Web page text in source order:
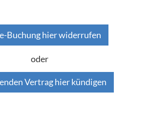
Buchung hier widerrufen
oder
Vertrag hier kündigen